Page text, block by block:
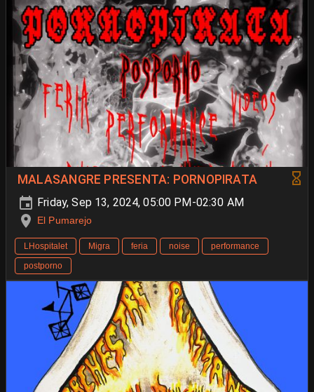
MALASANGRE PRESENTA: PORNOPIRATA
Friday, Sep 13, 2024, 05:00 PM-02:30 AM
El Pumarejo
LHospitalet Migra feria noise
performance
postporno